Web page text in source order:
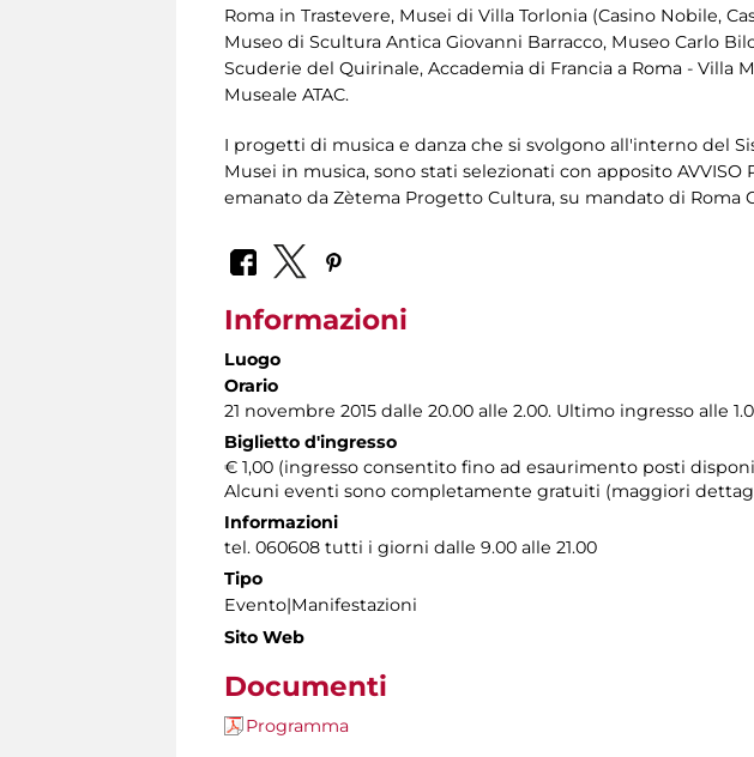
Roma in Trastevere, Musei di Villa Torlonia (Casino Nobile,
Museo di Scultura Antica Giovanni Barracco, Museo Carlo
Scuderie del Quirinale, Accademia di Francia a Roma - Villa
Museale ATAC.
I progetti di musica e danza che si svolgono all'interno del
Musei in musica, sono stati selezionati con apposito AVVISO
emanato da Zètema Progetto Cultura, su mandato di Roma
Informazioni
Luogo
Orario
21 novembre 2015 dalle 20.00 alle 2.00. Ultimo ingresso alle
Biglietto d'ingresso
€ 1,00 (ingresso consentito fino ad esaurimento posti
Alcuni eventi sono completamente gratuiti (maggiori
Informazioni
tel. 060608 tutti i giorni dalle 9.00 alle 21.00
Tipo
Evento|Manifestazioni
Sito Web
Documenti
Programma